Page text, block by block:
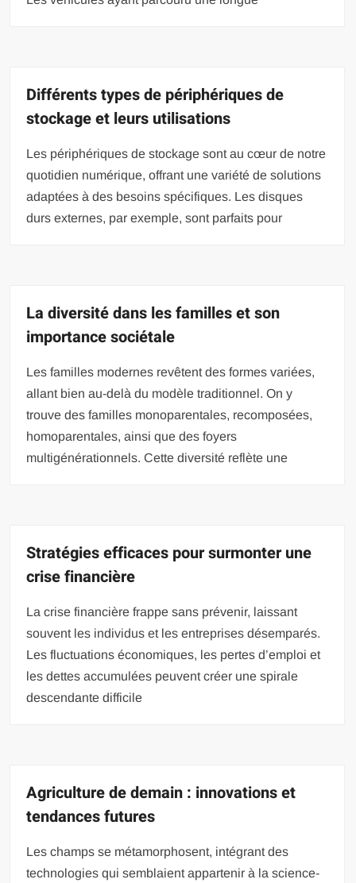
Différents types de périphériques de
stockage et leurs utilisations
Les périphériques de stockage sont au cœur de notre
quotidien numérique, offrant une variété de solutions
adaptées à des besoins spécifiques. Les disques
durs externes, par exemple, sont parfaits pour
La diversité dans les familles et son
importance sociétale
Les familles modernes revêtent des formes variées,
allant bien au-delà du modèle traditionnel. On y
trouve des familles monoparentales, recomposées,
homoparentales, ainsi que des foyers
multigénérationnels. Cette diversité reflète une
Stratégies efficaces pour surmonter une
crise financière
La crise financière frappe sans prévenir, laissant
souvent les individus et les entreprises désemparés.
Les fluctuations économiques, les pertes d’emploi et
les dettes accumulées peuvent créer une spirale
descendante difficile
Agriculture de demain : innovations et
tendances futures
Les champs se métamorphosent, intégrant des
technologies qui semblaient appartenir à la science-